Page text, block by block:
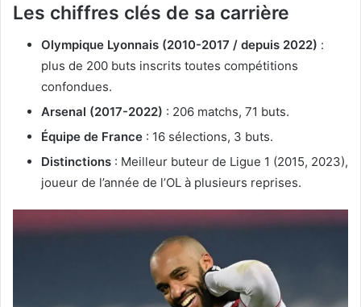
Les chiffres clés de sa carrière
Olympique Lyonnais (2010-2017 / depuis 2022) :
plus de 200 buts inscrits toutes compétitions
confondues.
Arsenal (2017-2022) : 206 matchs, 71 buts.
Équipe de France : 16 sélections, 3 buts.
Distinctions : Meilleur buteur de Ligue 1 (2015, 2023),
joueur de l’année de l’OL à plusieurs reprises.